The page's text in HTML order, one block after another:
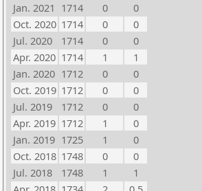
Jan. 2021 1714 0
0
Oct. 2020 1714 0
0
Jul. 2020
1714 0
0
Apr. 2020 1714 1
1
Jan. 2020 1712 0
0
Oct. 2019 1712 0
0
Jul. 2019
1712 0
0
Apr. 2019 1712 1
0
Jan. 2019 1725 1
0
Oct. 2018 1748 0
0
Jul. 2018
1748 1
1